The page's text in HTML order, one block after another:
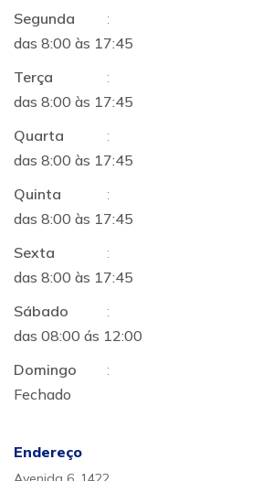
Segunda
:
das 8:00 às 17:45
Terça
:
das 8:00 às 17:45
Quarta
:
das 8:00 às 17:45
Quinta
:
das 8:00 às 17:45
Sexta
:
das 8:00 às 17:45
Sábado
:
das 08:00 ás 12:00
Domingo
:
Fechado
Endereço